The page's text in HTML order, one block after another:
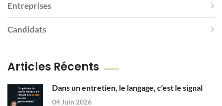
Entreprises
Candidats
Articles Récents
Dans un entretien, le langage, c’est le signal
04 Juin 2026